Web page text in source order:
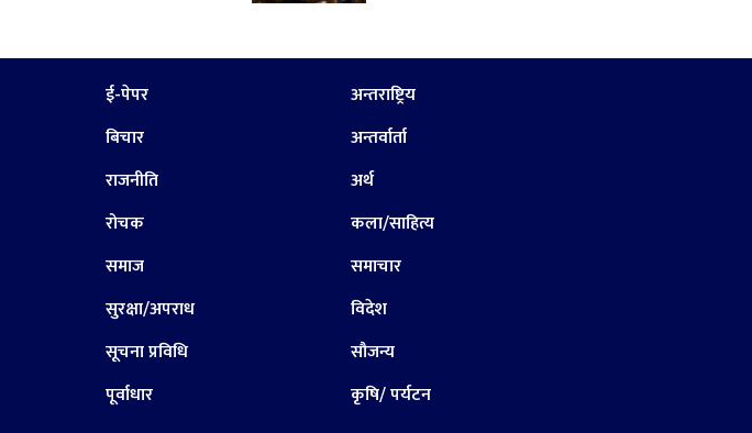
ई-पेपर
बिचार
राजनीति
रोचक
समाज
सुरक्षा/अपराध
सूचना प्रविधि
पूर्वाधार
अन्तराष्ट्रिय
अन्तर्वार्ता
अर्थ
कला/साहित्य
समाचार
विदेश
सौजन्य
कृषि/ पर्यटन